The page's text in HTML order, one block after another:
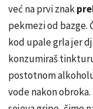
već na prvi znak
pekmezi od bazge.
kod upale grla jer
konzumiraš
postotnom
vode nakon